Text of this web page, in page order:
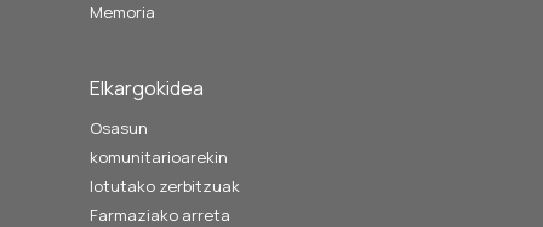
Memoria
Elkargokidea
Osasun
komunitarioarekin
lotutako zerbitzuak
Farmaziako arreta